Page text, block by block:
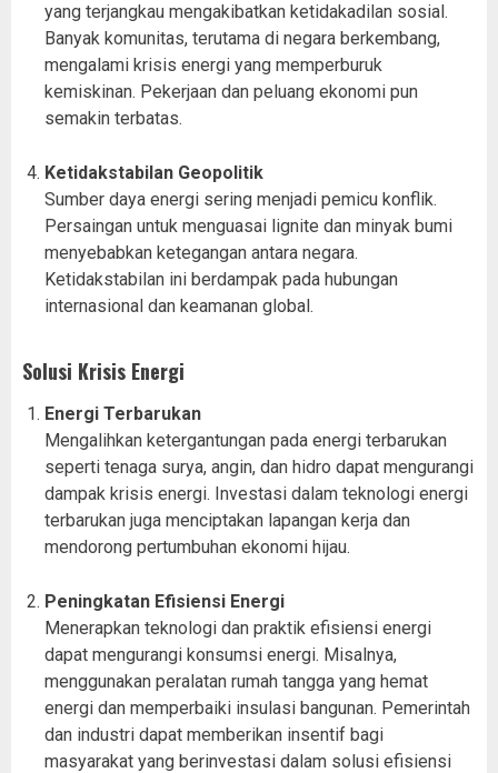
yang terjangkau mengakibatkan ketidakadilan sosial.
Banyak komunitas, terutama di negara berkembang,
mengalami krisis energi yang memperburuk
kemiskinan. Pekerjaan dan peluang ekonomi pun
semakin terbatas.
Ketidakstabilan Geopolitik
Sumber daya energi sering menjadi pemicu konflik.
Persaingan untuk menguasai lignite dan minyak bumi
menyebabkan ketegangan antara negara.
Ketidakstabilan ini berdampak pada hubungan
internasional dan keamanan global.
Solusi Krisis Energi
Energi Terbarukan
Mengalihkan ketergantungan pada energi terbarukan
seperti tenaga surya, angin, dan hidro dapat mengurangi
dampak krisis energi. Investasi dalam teknologi energi
terbarukan juga menciptakan lapangan kerja dan
mendorong pertumbuhan ekonomi hijau.
Peningkatan Efisiensi Energi
Menerapkan teknologi dan praktik efisiensi energi
dapat mengurangi konsumsi energi. Misalnya,
menggunakan peralatan rumah tangga yang hemat
energi dan memperbaiki insulasi bangunan. Pemerintah
dan industri dapat memberikan insentif bagi
masyarakat yang berinvestasi dalam solusi efisiensi